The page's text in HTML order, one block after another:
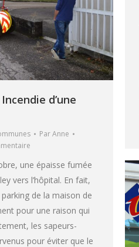
d’une
ParAnne
une épaisse fumée
vers l’hôpital. En fait,
de la maison de
pour une raison qui
les sapeurs-
pour éviter que le